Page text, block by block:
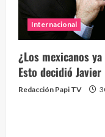
Internacional
¿Los mexicanos
Esto decidió
Redacción Papi TV